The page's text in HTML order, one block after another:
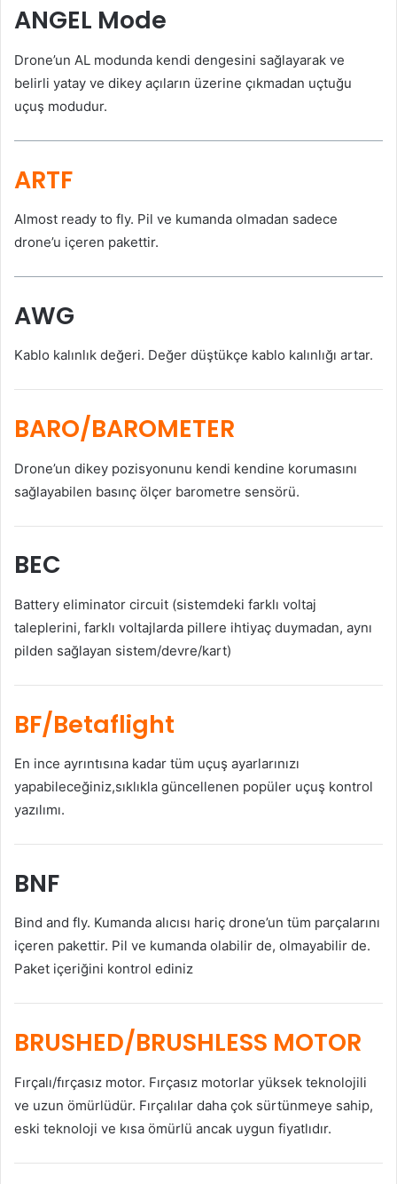
ANGEL Mode
Drone’un AL modunda kendi dengesini sağlayarak ve
belirli yatay ve dikey açıların üzerine çıkmadan uçtuğu
uçuş modudur.
ARTF
Almost ready to fly. Pil ve kumanda olmadan sadece
drone’u içeren pakettir.
AWG
Kablo kalınlık değeri. Değer düştükçe kablo kalınlığı artar.
BARO/BAROMETER
Drone’un dikey pozisyonunu kendi kendine korumasını
sağlayabilen basınç ölçer barometre sensörü.
BEC
Battery eliminator circuit (sistemdeki farklı voltaj
taleplerini, farklı voltajlarda pillere ihtiyaç duymadan, aynı
pilden sağlayan sistem/devre/kart)
BF/Betaflight
En ince ayrıntısına kadar tüm uçuş ayarlarınızı
yapabileceğiniz,sıklıkla güncellenen popüler uçuş kontrol
yazılımı.
BNF
Bind and fly. Kumanda alıcısı hariç drone’un tüm parçalarını
içeren pakettir. Pil ve kumanda olabilir de, olmayabilir de.
Paket içeriğini kontrol ediniz
BRUSHED/BRUSHLESS MOTOR
Fırçalı/fırçasız motor. Fırçasız motorlar yüksek teknolojili
ve uzun ömürlüdür. Fırçalılar daha çok sürtünmeye sahip,
eski teknoloji ve kısa ömürlü ancak uygun fiyatlıdır.